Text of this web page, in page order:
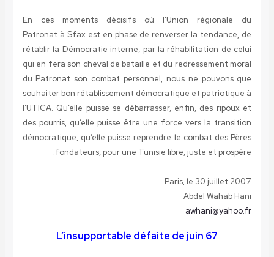
En ces moments décisifs où l’Union régionale du
Patronat à Sfax est en phase de renverser la tendance, de
rétablir la Démocratie interne, par la réhabilitation de celui
qui en fera son cheval de bataille et du redressement moral
du Patronat son combat personnel, nous ne pouvons que
souhaiter bon rétablissement démocratique et patriotique à
l’UTICA. Qu’elle puisse se débarrasser, enfin, des ripoux et
des pourris, qu’elle puisse être une force vers la transition
démocratique, qu’elle puisse reprendre le combat des Pères
fondateurs, pour une Tunisie libre, juste et prospère.
Paris, le 30 juillet 2007
Abdel Wahab Hani
awhani@yahoo.fr
L’insupportable défaite de juin 67